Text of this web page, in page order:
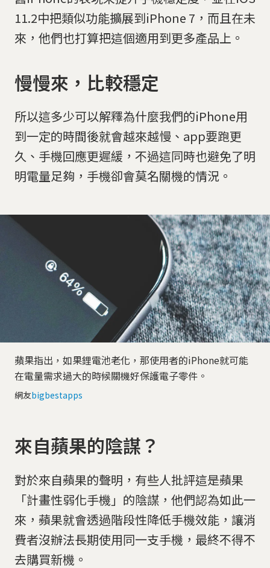
11.2中把類似功能擴展到iPhone 7，而且在未
來，他們也打算把這個適用到更多產品上。
慢慢來，比較穩定
所以這多少可以解釋為什麼我們的iPhone用
到一定的時間後就會越來越慢、app要跑更
久、手機回應更遲緩，不過這同時也避免了明
明電量足夠，手機卻會莫名關機的情況。
蘋果指出，如果鋰電池老化，那使用者的iPhone就可能
在電量需求過大的時候關機好保護電子零件。
網友bigbestapps
來自蘋果的陰謀？
對於來自蘋果的聲明，有些人批評這是蘋果
「計畫性弱化手機」的陰謀，他們認為如此一
來，蘋果就會透過階段性降低手機效能，讓消
費者沒辦法長期使用同一支手機，最終不得不
去購買新機。